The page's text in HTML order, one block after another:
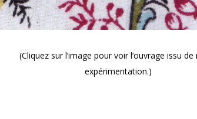
(Cliquez sur l’image pourvoir l’ouvrage issu de
expérimentation.)